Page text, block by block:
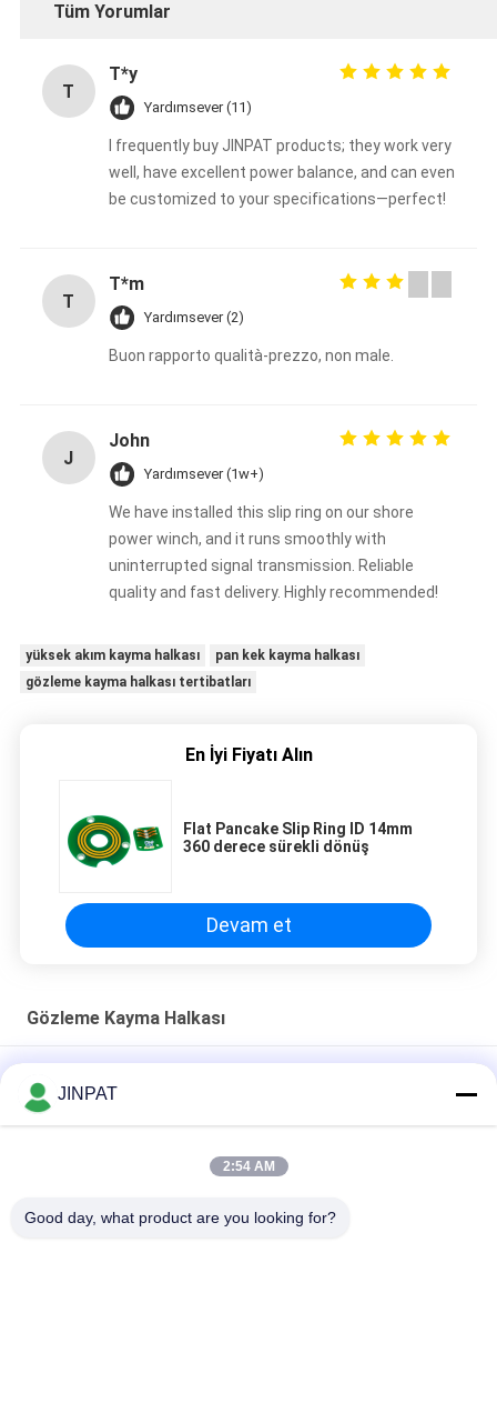
Tüm Yorumlar
T
T*y
Yardımsever (11)
I frequently buy JINPAT products; they work very
well, have excellent power balance, and can even
be customized to your specifications—perfect!
T
T*m
Yardımsever (2)
Buon rapporto qualità-prezzo, non male.
J
John
Yardımsever (1w+)
We have installed this slip ring on our shore
power winch, and it runs smoothly with
uninterrupted signal transmission. Reliable
quality and fast delivery. Highly recommended!
yüksek akım kayma halkası
pan kek kayma halkası
gözleme kayma halkası tertibatları
En İyi Fiyatı Alın
Flat Pancake Slip Ring ID 14mm
360 derece sürekli dönüş
Devam et
Gözleme Kayma Halkası
PCB Yüksek Akım Kayma Halkası Toplayıcı Elektrik Bağlantısı
Slip Ring
JINPAT
2:54 AM
Good day, what product are you looking for?